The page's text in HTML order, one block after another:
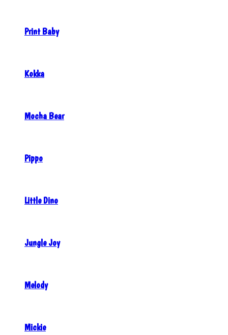
Print Baby
Kokka
Mocha Bear
Pippo
Little Dino
Jungle Joy
Melody
Mickie